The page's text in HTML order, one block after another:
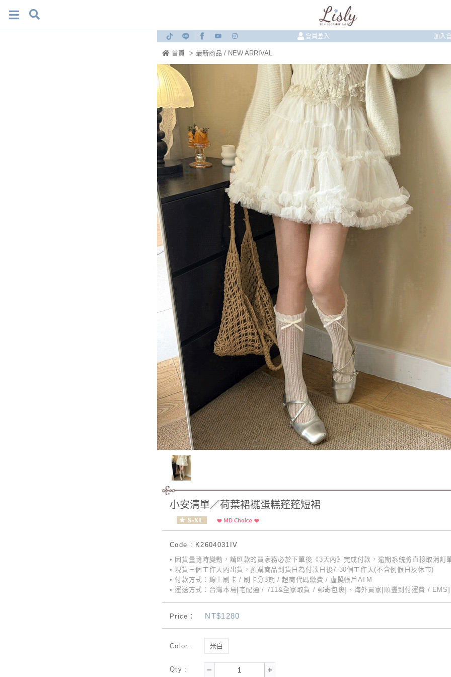
會員登入 加入
首頁 > 最新商品 / NEW ARRIVAL
小安清單／荷葉裙襬蛋糕蓬蓬短裙
Code : K2604031IV
• 因貨量隨時變動，請匯款的買家務必於下單後《3天內》完成付款，逾期系統將直接取消訂
• 現貨三個工作天內出貨，預購商品到貨日為付款日後7-30個工作天(不含例假日及休市)
• 付款方式：線上刷卡 / 刷卡分3期 / 超商代碼繳費 / 虛擬帳戶ATM
• 運送方式：台灣本島[宅配通 / 711&全家取貨 / 郵寄包裹]、海外買家[順豐到付運費 / EMS]
Price： NT$1280
Color : 米白
Qty :